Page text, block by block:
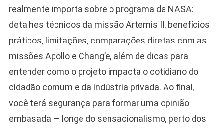
realmente importa sobre o programa da NASA:
detalhes técnicos da missão Artemis II, benefícios
práticos, limitações, comparações diretas com as
missões Apollo e Chang’e, além de dicas para
entender como o projeto impacta o cotidiano do
cidadão comum e da indústria privada. Ao final,
você terá segurança para formar uma opinião
embasada — longe do sensacionalismo, perto dos